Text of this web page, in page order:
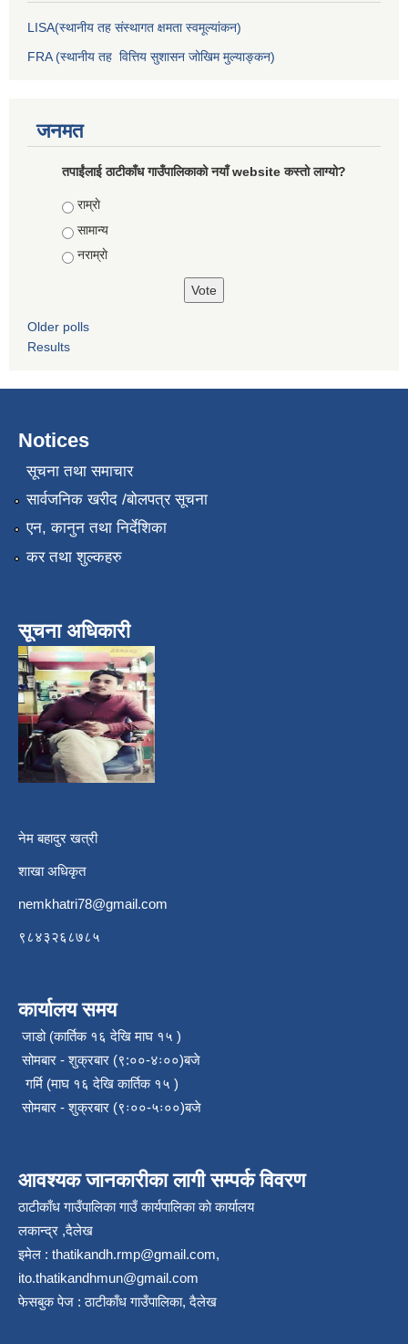
LISA(स्थानीय तह संस्थागत क्षमता स्वमूल्यांकन)
FRA (स्थानीय तह वित्तिय सुशासन जोखिम मुल्याङ्कन)
जनमत
तपाईंलाई ठाटीकाँध गाउँपालिकाको नयाँ website कस्तो लाग्यो?
Choices
राम्राे
सामान्य
नराम्राे
Older polls
Results
Notices
सूचना तथा समाचार
सार्वजनिक खरीद /बोलपत्र सूचना
एन, कानुन तथा निर्देशिका
कर तथा शुल्कहरु
सूचना अधिकारी
नेम बहादुर खत्री
शाखा अधिकृत
nemkhatri78@gmail.com
९८४३२६८७८५
कार्यालय समय
जाडो (कार्तिक १६ देखि माघ १५ )
सोमबार - शुक्रबार (९:००-४ः००)बजे
गर्मि (माघ १६ देखि कार्तिक १५ )
सोमबार - शुक्रबार (९ः००-५ः००)बजे
आवश्यक जानकारीका लागी सम्पर्क विवरण
ठाटीकाँध गाउँपालिका गाउँ कार्यपालिका काे कार्यालय
लकान्द्र ,दैलेख
इमेल : thatikandh.rmp@gmail.com,
ito.thatikandhmun@gmail.com
फेसबुक पेज : ठाटीकाँध गाउँपालिका, दैलेख